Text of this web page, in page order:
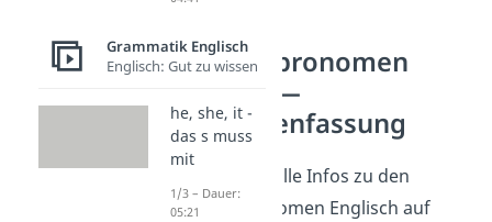
Personalpronomen
—
Zusammenfassung
Um nochmal alle Infos zu den
Personalpronomen Englisch auf
Grammatik Englisch
Englisch: Gut zu wissen
he, she, it -
das s muss
mit
1/3 – Dauer:
05:21